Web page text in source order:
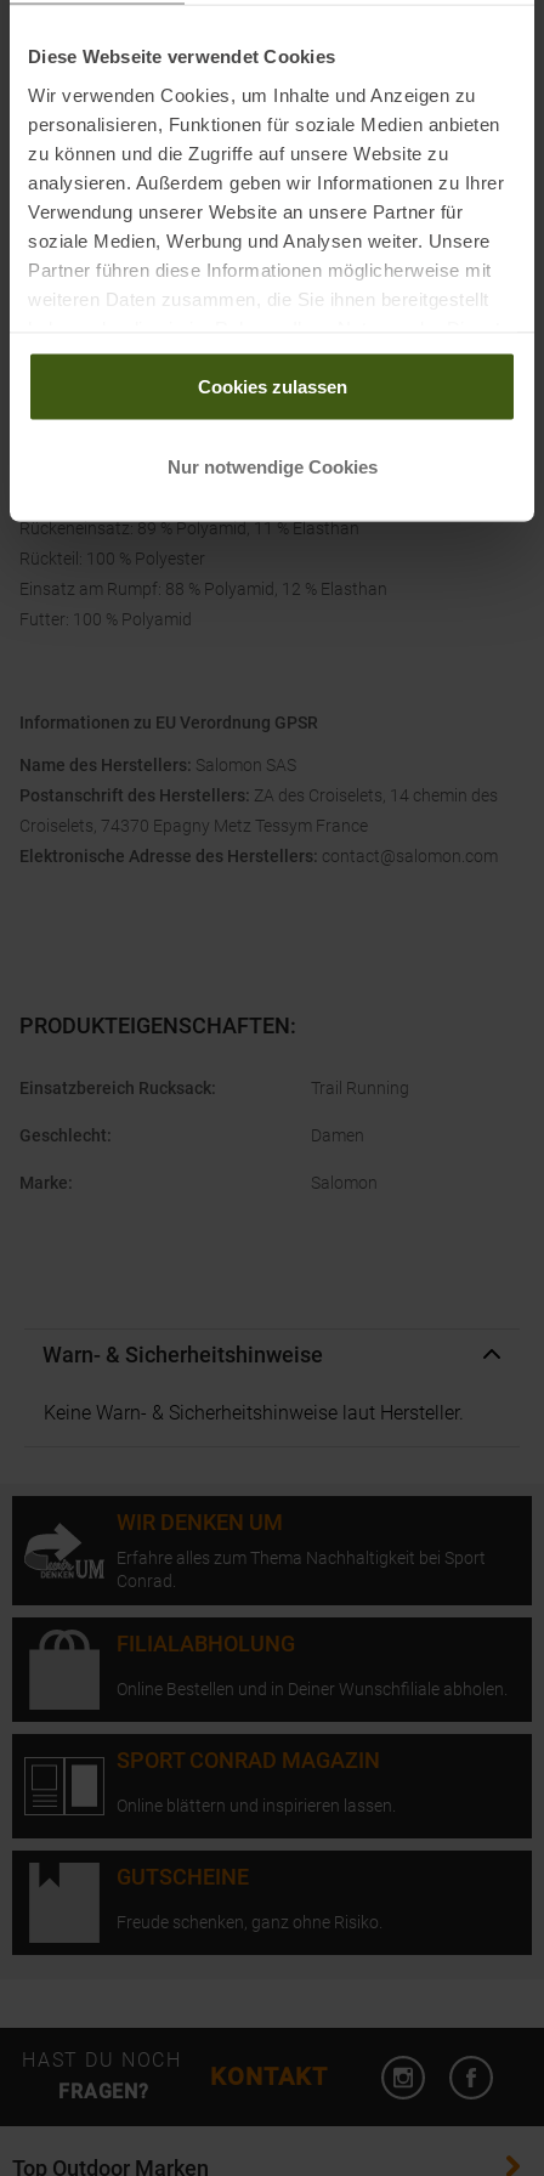
Diese Webseite verwendet Cookies
Wir verwenden Cookies, um Inhalte und Anzeigen zu
personalisieren, Funktionen für soziale Medien anbieten
zu können und die Zugriffe auf unsere Website zu
analysieren. Außerdem geben wir Informationen zu Ihrer
Verwendung unserer Website an unsere Partner für
soziale Medien, Werbung und Analysen weiter. Unsere
Partner führen diese Informationen möglicherweise mit
weiteren Daten zusammen, die Sie ihnen bereitgestellt
gesammelt haben.
Cookies zulassen
Nur notwendige Cookies
kann man eine 1,5 Liter Trinkflasche oder Stöcke im Custom Quiver
mitnehmen.
• SensiFit und weiches Material für Komfort
• 2 Brusttaschen
• Inkl. 2 Salomon 500ml - Soft Flasks
• Trinkreservoir-Fach für 1,5 Liter-Trinkblase
• Schlüsselhalter
• Custom Quiver (Köcher) System kompatibel
Rückeneinsatz: 89 % Polyamid, 11 % Elasthan
Rückteil: 100 % Polyester
Einsatz am Rumpf: 88 % Polyamid, 12 % Elasthan
Futter: 100 % Polyamid
Informationen zu EU Verordnung GPSR
Name des Herstellers: Salomon SAS
Postanschrift des Herstellers: ZA des Croiselets, 14 chemin des
Croiselets, 74370 Epagny Metz Tessym France
Elektronische Adresse des Herstellers: contact@salomon.com
PRODUKTEIGENSCHAFTEN:
Einsatzbereich Rucksack: Trail Running
Geschlecht: Damen
Marke: Salomon
Warn- & Sicherheitshinweise
Keine Warn- & Sicherheitshinweise laut Hersteller.
WIR DENKEN UM
Erfahre alles zum Thema Nachhaltigkeit bei Sport
Conrad.
FILIALABHOLUNG
Online Bestellen und in Deiner Wunschfiliale abholen.
SPORT CONRAD MAGAZIN
Online blättern und inspirieren lassen.
GUTSCHEINE
Freude schenken, ganz ohne Risiko.
HAST DU NOCH
FRAGEN?
KONTAKT
Instagram
Top Outdoor Marken